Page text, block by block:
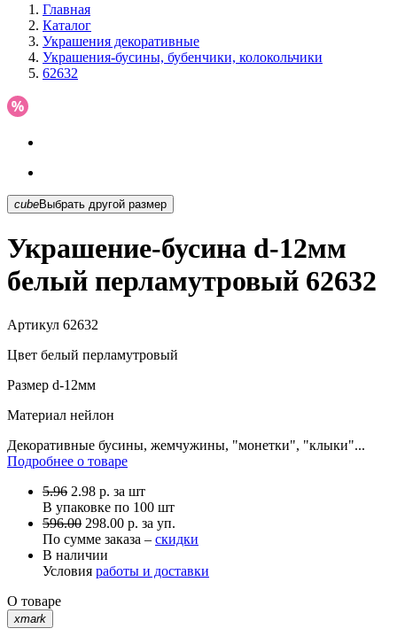
Главная
Каталог
Украшения декоративные
Украшения-бусины, бубенчики, колокольчики
62632
cubeВыбрать другой размер
Украшение-бусина d-12мм
белый перламутровый 62632
Артикул 62632
Цвет белый перламутровый
Размер d-12мм
Материал нейлон
Декоративные бусины, жемчужины, "монетки", "клыки"...
Подробнее о товаре
5.96 2.98 р. за шт
В упаковке по 100 шт
596.00 298.00 р. за уп.
По сумме заказа – скидки
В наличии
Условия работы и доставки
О товаре
xmark